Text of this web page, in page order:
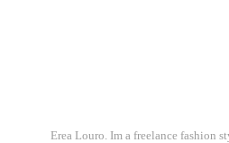
Erea Louro. Im a freelance fashion